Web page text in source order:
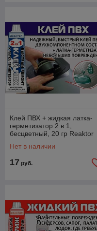
Клей ПВХ + жидкая латка-
герметизатор 2 в 1,
бесцветный, 20 гр Reaktor
Нет в наличии
17 руб.